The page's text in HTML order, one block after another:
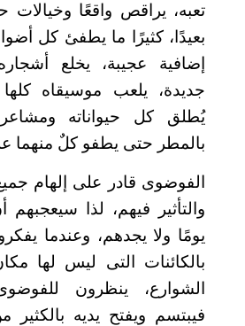
تعبه، يراقص واقعًا
بعيدًا، كثيرًا ما يطفئ كل
إضافية عجيبة، يخلع
جديدة، يلعب موسيقاه
يُطلق كل حيواناته
بالمطر حتى يطفو كلٌ منهما
الفوضوى قادر على إلهام
والتأثير فيهم، لذا سيعجبهم
يومًا ولا يجدهم، وعندما
بالكائنات التى ليس لها
الشوارع، ينظرون
فيبتسم ويفتح يديه بالكثير